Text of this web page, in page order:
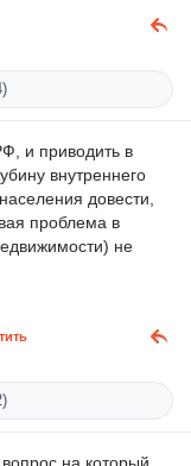
и приводить в
внутреннего
довести,
проблема в
не
на который